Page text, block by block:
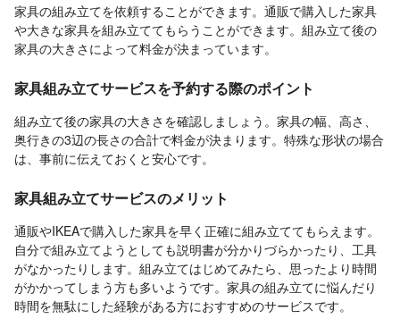
家具の組み立てを依頼することができます。通販で購入した家具
や大きな家具を組み立ててもらうことができます。組み立て後の
家具の大きさによって料金が決まっています。
家具組み立てサービスを予約する際のポイント
組み立て後の家具の大きさを確認しましょう。家具の幅、高さ、
奥行きの3辺の長さの合計で料金が決まります。特殊な形状の場合
は、事前に伝えておくと安心です。
家具組み立てサービスのメリット
通販やIKEAで購入した家具を早く正確に組み立ててもらえます。
自分で組み立てようとしても説明書が分かりづらかったり、工具
がなかったりします。組み立てはじめてみたら、思ったより時間
がかかってしまう方も多いようです。家具の組み立てに悩んだり
時間を無駄にした経験がある方におすすめのサービスです。